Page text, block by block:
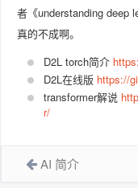
者《understanding deep
真的不成啊。
D2L torch简介
D2L在线版 https://
transformer解说
r/
AI 简介